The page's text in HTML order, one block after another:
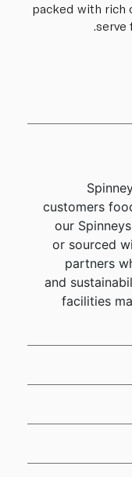
packed with rich
serve
customers
our
or sourced
partners
and
facilities